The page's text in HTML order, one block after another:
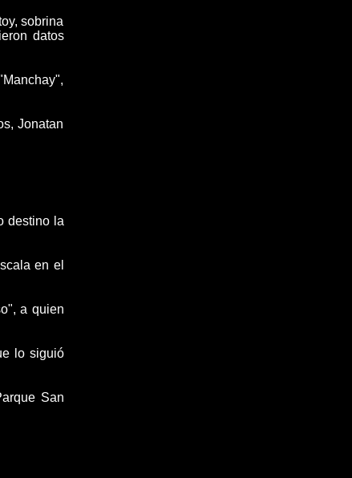
sobrina
datos
Jonatan
destino la
en el
, a quien
lo siguió
San